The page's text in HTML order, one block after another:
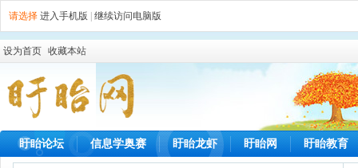
请选择 进入手机版 继续访问电脑版
设为首页 收藏本站
盱眙论坛 信息学奥赛 盱眙龙虾 盱眙网 盱眙教育